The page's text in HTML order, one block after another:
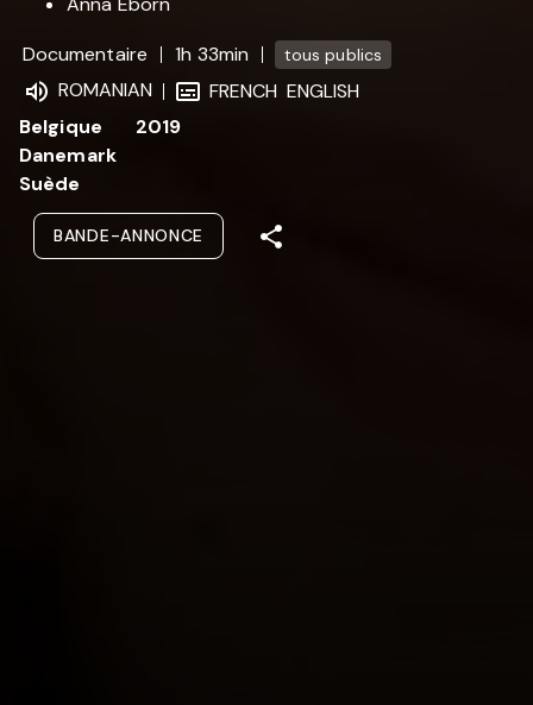
Documentaire
1h 33min tous publics
ROMANIAN FRENCH ENGLISH
Belgique
Danemark
Suède
2019
BANDE-ANNONCE